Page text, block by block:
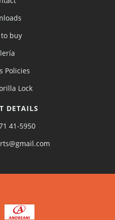
buy
Policies
Lock
DETAILS
41-5950